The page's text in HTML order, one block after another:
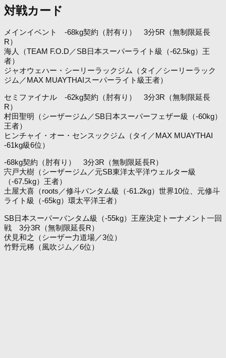
対戦カード
メインイベント -68kg契約（肘有り） 3分5R（無制限延長
R）
海人（TEAM F.O.D／SB日本スーパーライト級（-62.5kg）王
者）
ジャオウェハー・シーリーラックジム（タイ／シーリーラック
ジム／MAX MUAYTHAIスーパーライト級王者）
セミファイナル -62kg契約（肘有り） 3分3R（無制限延長
R）
村田聖明（シーザージム／SB日本スーパーフェザー級（-60kg）
王者）
ヒンチャイ・オー・センスックジム（タイ／MAX MUAYTHAI
-61kg級6位）
-68kg契約（肘有り） 3分3R（無制限延長R）
宍戸大樹（シーザージム／元SB東洋太平洋ウェルター級
（-67.5kg）王者）
土屋大喜（roots／修斗バンタム級（-61.2kg）世界10位、元修斗
ライト級（-65kg）環太平洋王者）
SB日本スーパーバンタム級（-55kg）王座決定トーナメント一回
戦 3分3R（無制限延長R）
伏見和之（シーザー力道場／3位）
竹野元稀（風吹ジム／6位）